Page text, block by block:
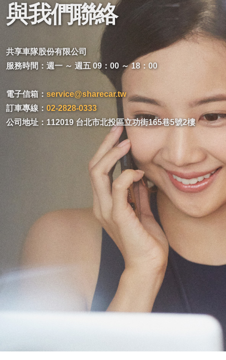
與我們聯絡
共享車隊股份有限公司
服務時間：週一 ～ 週五 09：00 ～ 18：00
電子信箱： service@sharecar.tw
訂車專線： 02-2828-0333
公司地址：112019 台北市北投區立功街165巷5號2樓